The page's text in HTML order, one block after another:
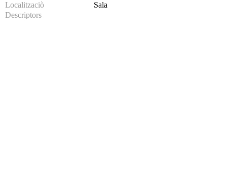
Localitzaciò
Sala
Descriptors